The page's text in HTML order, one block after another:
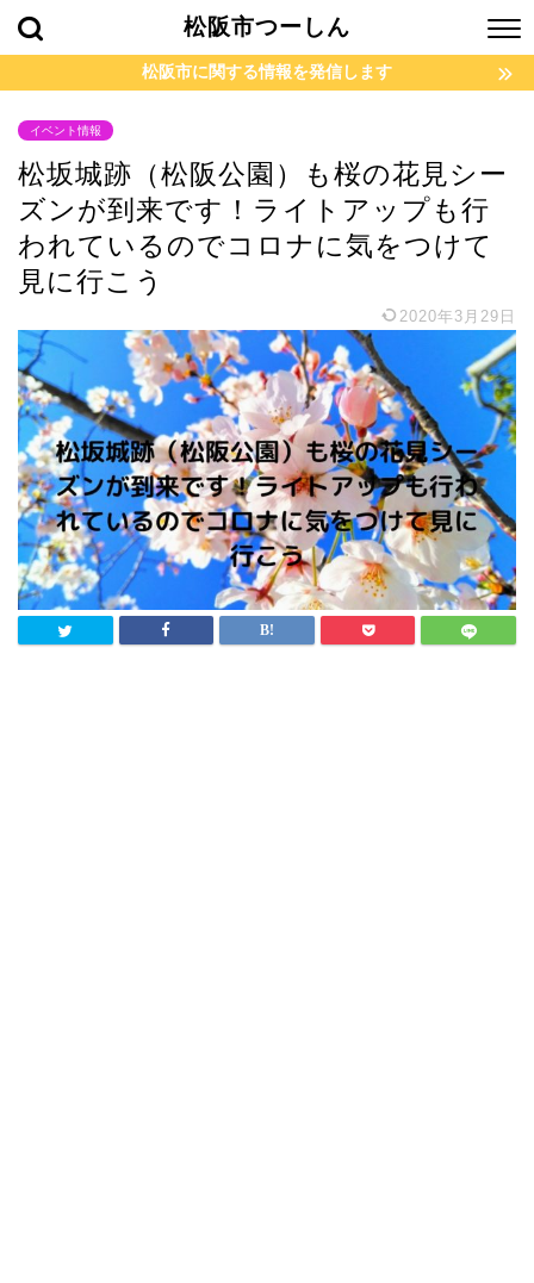
松阪市つーしん
松阪市に関する情報を発信します
イベント情報
松坂城跡（松阪公園）も桜の花見シー
ズンが到来です！ライトアップも行
われているのでコロナに気をつけて
見に行こう
2020年3月29日